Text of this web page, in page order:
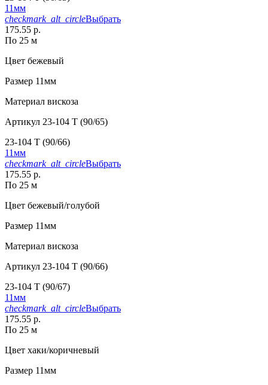
11мм
checkmark_alt_circleВыбрать
175.55 р.
По 25 м
Цвет бежевый
Размер 11мм
Материал вискоза
Артикул 23-104 T (90/65)
23-104 T (90/66)
11мм
checkmark_alt_circleВыбрать
175.55 р.
По 25 м
Цвет бежевый/голубой
Размер 11мм
Материал вискоза
Артикул 23-104 T (90/66)
23-104 T (90/67)
11мм
checkmark_alt_circleВыбрать
175.55 р.
По 25 м
Цвет хаки/коричневый
Размер 11мм